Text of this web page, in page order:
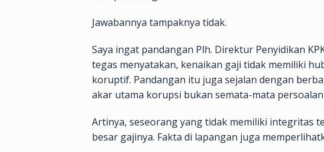
Jawabannya tampaknya tidak.
Saya ingat pandangan Plh. Direktur Penyidikan
tegas menyatakan, kenaikan gaji tidak memiliki
koruptif. Pandangan itu juga sejalan dengan
akar utama korupsi bukan semata-mata
Artinya, seseorang yang tidak memiliki integritas
besar gajinya. Fakta di lapangan juga